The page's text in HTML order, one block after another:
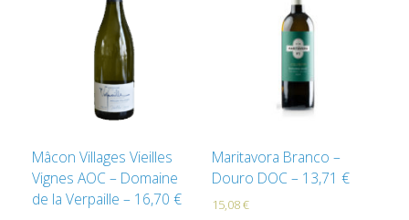
Mâcon Villages Vieilles
Vignes AOC – Domaine
de la Verpaille – 16,70 €
Maritavora Branco –
Douro DOC – 13,71 €
15,08€